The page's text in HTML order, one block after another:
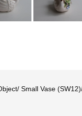
Small Vase